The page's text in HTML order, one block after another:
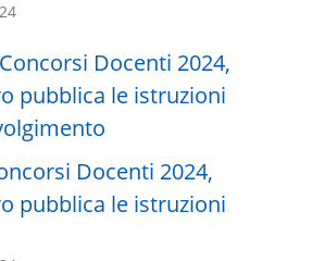
Docenti 2024,
pubblica le istruzioni